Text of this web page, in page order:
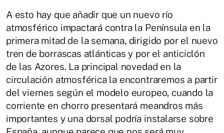
A esto hay que añadir que un nuevo río
atmosférico impactará contra la Península en la
primera mitad de la semana, dirigido por el nuevo
tren de borrascas atlánticas y por el anticiclón
de las Azores. La principal novedad en la
circulación atmosférica la encontraremos a partir
del viernes según el modelo europeo, cuando la
corriente en chorro presentará meandros más
importantes y una dorsal podría instalarse sobre